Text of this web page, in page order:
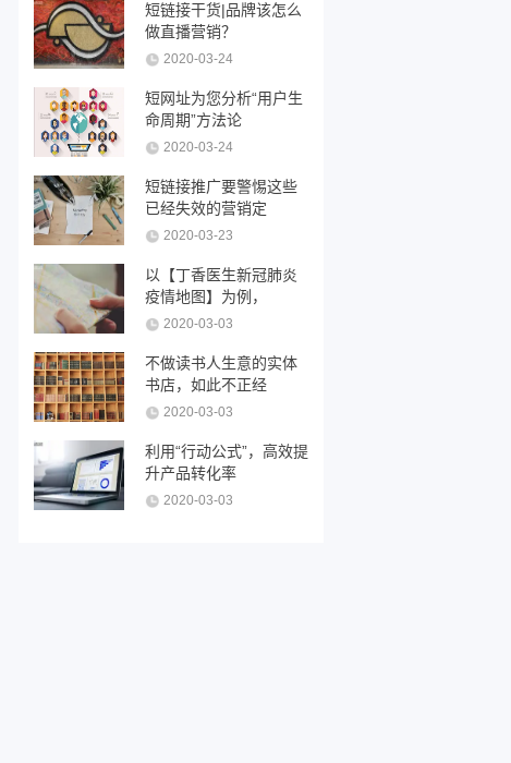
短链接干货|品牌该怎么
做直播营销？
2020-03-24
短网址为您分析“用户生
命周期”方法论
2020-03-24
短链接推广要警惕这些
已经失效的营销定
2020-03-23
以【丁香医生新冠肺炎
疫情地图】为例，
2020-03-03
不做读书人生意的实体
书店，如此不正经
2020-03-03
利用“行动公式”，高效提
升产品转化率
2020-03-03